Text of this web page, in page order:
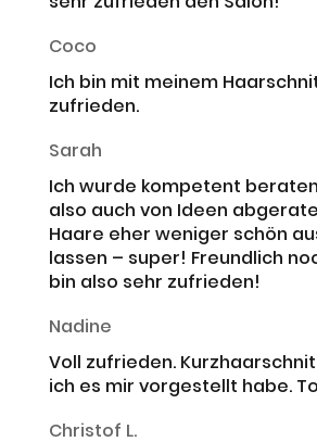
Coco
Ich bin mit meinem
zufrieden.
Sarah
Ich wurde kompetent
also auch von Ideen
Haare eher weniger schön
lassen – super! Freundlich
bin also sehr zufrieden!
Nadine
Voll zufrieden.
ich es mir vorgestellt habe.
Christof L.